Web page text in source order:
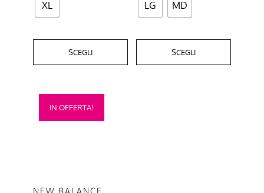
XL
SCEGLI
prodotto
LG MD
SCEGLI
prodotto
IN OFFERTA!
Questo
prodotto
opzioni